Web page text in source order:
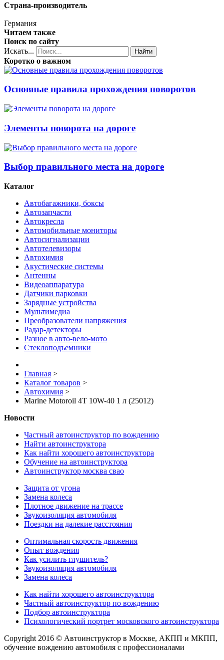
Страна-производитель
Германия
Читаем также
Поиск по сайту
Искать...
Найти
Коротко о важном
Основные правила прохождения поворотов
Элементы поворота на дороге
Выбор правильного места на дороге
Каталог
Автобагажники, боксы
Автозапчасти
Автокресла
Автомобильные мониторы
Автосигнализации
Автотелевизоры
Автохимия
Акустические системы
Антенны
Видеоаппаратура
Датчики парковки
Зарядные устройства
Мультимедиа
Преобразователи напряжения
Радар-детекторы
Разное в авто-вело-мото
Стеклоподъемники
Главная >
Каталог товаров >
Автохимия >
Marine Motoroil 4T 10W-40 1 л (25012)
Новости
Частный автоинструктор по вождению
Найти автоинструктора
Как найти хорошего автоинструктора
Обучение на автоинструктора
Автоинструктор москва свао
Защита от угона
Замена колеса
Плотное движение на трассе
Звукоизоляция автомобиля
Поездки на далекие расстояния
Оптимальная скорость движения
Опыт вождения
Как усилить глушитель?
Звукоизоляция автомобиля
Замена колеса
Как найти хорошего автоинструктора
Частный автоинструктор по вождению
Подбор автоинструктора
Психологический портрет московского автоинструктора
Copyright 2016 © Автоинструктор в Москве, АКПП и МКПП,
обучение вождению автомобиля с профессионалами